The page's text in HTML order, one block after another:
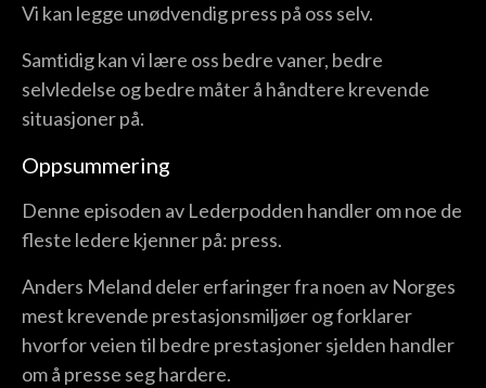
Vi kan legge unødvendig press på oss selv.
Samtidig kan vi lære oss bedre vaner, bedre
selvledelse og bedre måter å håndtere krevende
situasjoner på.
Oppsummering
Denne episoden av Lederpodden handler om noe de
fleste ledere kjenner på: press.
Anders Meland deler erfaringer fra noen av Norges
mest krevende prestasjonsmiljøer og forklarer
hvorfor veien til bedre prestasjoner sjelden handler
om å presse seg hardere.